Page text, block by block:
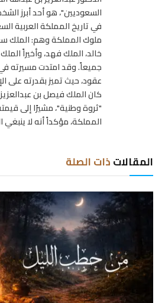
السعوديين"، هو أحد أبرز
في تاريخ المملكة العربية
ملوك المملكة وهم: الملك
خالد، الملك فهد، وأخيراً
جميعاً. وقد امتدت مسيرته
عقود، حيث تميز بقدرته على
كان الملك فيصل بن
"ثروة وطنية"، مشيرًا إلى
المملكة، مؤكداً أنه لا ينبغي
المقالاتذات الصلة